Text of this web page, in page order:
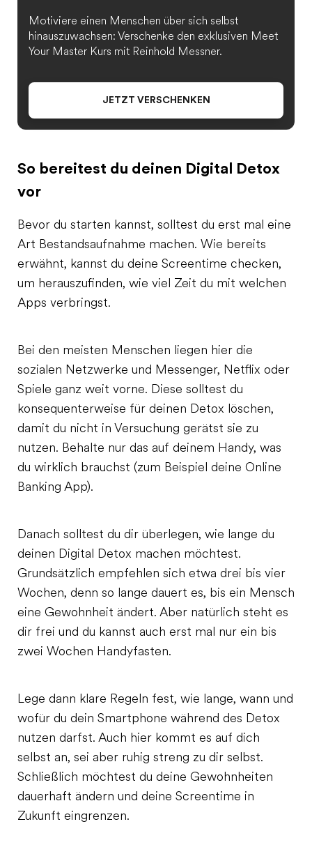
Motiviere einen Menschen über sich selbst
hinauszuwachsen: Verschenke den exklusiven Meet
Your Master Kurs mit Reinhold Messner.
JETZT VERSCHENKEN
So bereitest du deinen Digital Detox
vor
Bevor du starten kannst, solltest du erst mal eine
Art Bestandsaufnahme machen. Wie bereits
erwähnt, kannst du deine Screentime checken,
um herauszufinden, wie viel Zeit du mit welchen
Apps verbringst.
Bei den meisten Menschen liegen hier die
sozialen Netzwerke und Messenger, Netflix oder
Spiele ganz weit vorne. Diese solltest du
konsequenterweise für deinen Detox löschen,
damit du nicht in Versuchung gerätst sie zu
nutzen. Behalte nur das auf deinem Handy, was
du wirklich brauchst (zum Beispiel deine Online
Banking App).
Danach solltest du dir überlegen, wie lange du
deinen Digital Detox machen möchtest.
Grundsätzlich empfehlen sich etwa drei bis vier
Wochen, denn so lange dauert es, bis ein Mensch
eine Gewohnheit ändert. Aber natürlich steht es
dir frei und du kannst auch erst mal nur ein bis
zwei Wochen Handyfasten.
Lege dann klare Regeln fest, wie lange, wann und
wofür du dein Smartphone während des Detox
nutzen darfst. Auch hier kommt es auf dich
selbst an, sei aber ruhig streng zu dir selbst.
Schließlich möchtest du deine Gewohnheiten
dauerhaft ändern und deine Screentime in
Zukunft eingrenzen.